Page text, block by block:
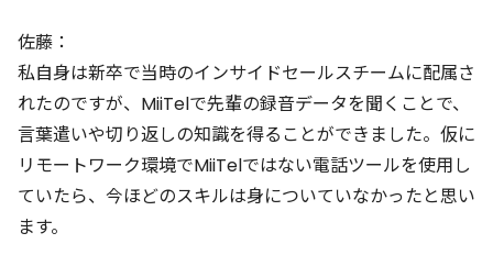
佐藤：
私自身は新卒で当時のインサイドセールスチームに配属さ
れたのですが、MiiTelで先輩の録音データを聞くことで、
言葉遣いや切り返しの知識を得ることができました。仮に
リモートワーク環境でMiiTelではない電話ツールを使用し
ていたら、今ほどのスキルは身についていなかったと思い
ます。